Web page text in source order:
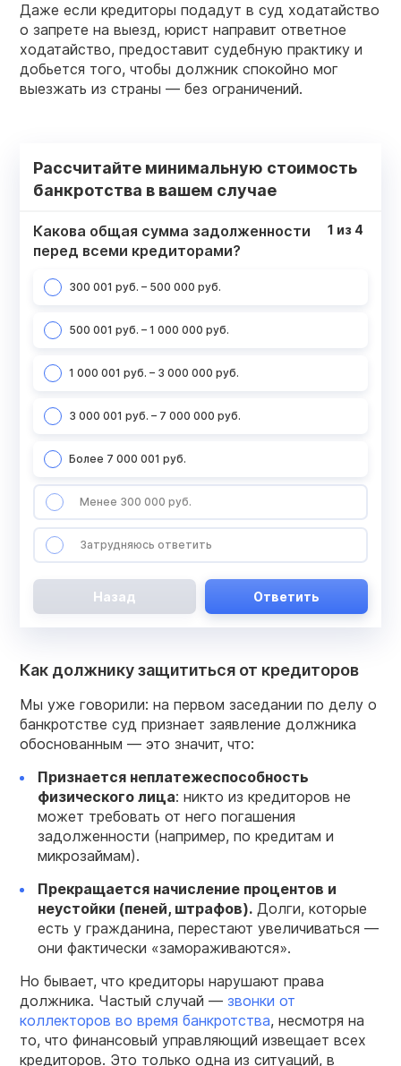
Даже если кредиторы подадут в суд ходатайство
о запрете на выезд, юрист направит ответное
ходатайство, предоставит судебную практику и
добьется того, чтобы должник спокойно мог
выезжать из страны — без ограничений.
Рассчитайте минимальную стоимость
банкротства в вашем случае
Какова общая сумма задолженности
перед всеми кредиторами?
300 001 руб. – 500 000 руб.
500 001 руб. – 1 000 000 руб.
1 000 001 руб. – 3 000 000 руб.
3 000 001 руб. – 7 000 000 руб.
Более 7 000 001 руб.
Менее 300 000 руб.
Затрудняюсь ответить
1 из 4
Назад Ответить
Как должнику защититься от кредиторов
Мы уже говорили: на первом заседании по делу о
банкротстве суд признает заявление должника
обоснованным — это значит, что:
Признается неплатежеспособность
физического лица: никто из кредиторов не
может требовать от него погашения
задолженности (например, по кредитам и
микрозаймам).
Прекращается начисление процентов и
неустойки (пеней, штрафов). Долги, которые
есть у гражданина, перестают увеличиваться —
они фактически «замораживаются».
Но бывает, что кредиторы нарушают права
должника. Частый случай — звонки от
коллекторов во время банкротства, несмотря на
то, что финансовый управляющий извещает всех
кредиторов. Это только одна из ситуаций, в